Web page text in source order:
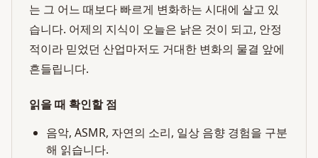
는 그 어느 때보다 빠르게 변화하는 시대에 살고 있
습니다. 어제의 지식이 오늘은 낡은 것이 되고, 안정
적이라 믿었던 산업마저도 거대한 변화의 물결 앞에
흔들립니다.
읽을 때 확인할 점
음악, ASMR, 자연의 소리, 일상 음향 경험을 구분
해 읽습니다.